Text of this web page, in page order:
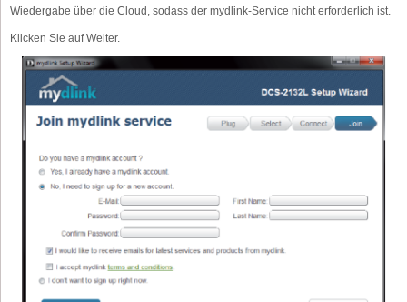
Wiedergabe über die Cloud, sodass der mydlink-Service nicht erforderlich ist.
Klicken Sie auf Weiter.